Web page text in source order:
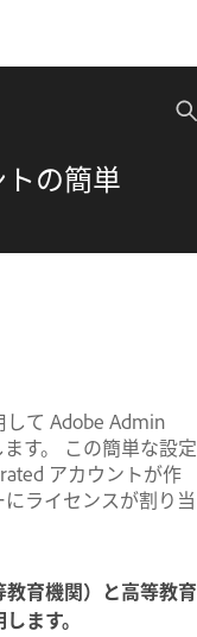
の簡単
て Adobe Admin
す。 この簡単な設定
アカウントが作
ライセンスが割り当
育機関）と高等教育
ます。